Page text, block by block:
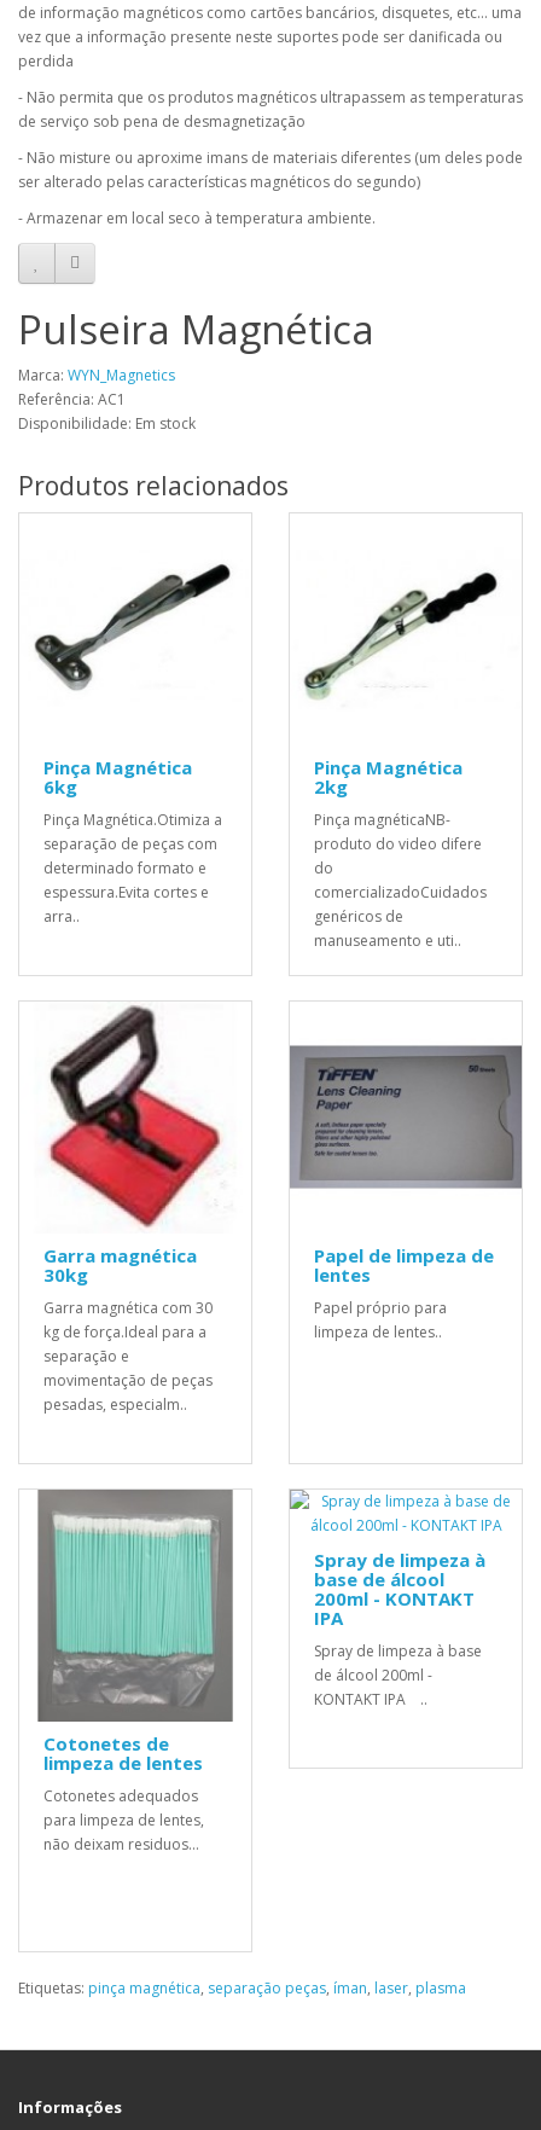
de informação magnéticos como cartões bancários, disquetes, etc... uma
vez que a informação presente neste suportes pode ser danificada ou
perdida
- Não permita que os produtos magnéticos ultrapassem as temperaturas
de serviço sob pena de desmagnetização
- Não misture ou aproxime imans de materiais diferentes (um deles pode
ser alterado pelas características magnéticos do segundo)
- Armazenar em local seco à temperatura ambiente.
Pulseira Magnética
Marca: WYN_Magnetics
Referência: AC1
Disponibilidade: Em stock
Produtos relacionados
Pinça Magnética
6kg
Pinça Magnética.Otimiza a
separação de peças com
determinado formato e
espessura.Evita cortes e
arra..
Pinça Magnética
2kg
Pinça magnéticaNB-
produto do video difere
do
comercializadoCuidados
genéricos de
manuseamento e uti..
Garra magnética
30kg
Garra magnética com 30
kg de força.Ideal para a
separação e
movimentação de peças
pesadas, especialm..
Papel de limpeza de
lentes
Papel próprio para
limpeza de lentes..
Cotonetes de
limpeza de lentes
Cotonetes adequados
para limpeza de lentes,
não deixam residuos...
Spray de limpeza à
base de álcool
200ml - KONTAKT
IPA
Spray de limpeza à base
de álcool 200ml -
KONTAKT IPA ..
Etiquetas: pinça magnética, separação peças, íman, laser, plasma
Informações